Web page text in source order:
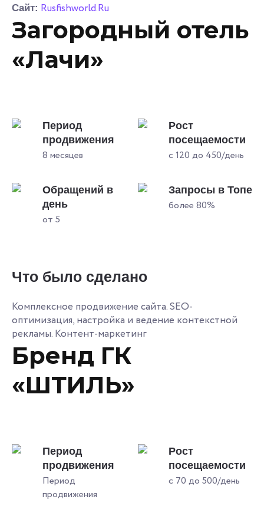
Сайт: Rusfishworld.Ru
Загородный отель
«Лачи»
Период
продвижения
8 месяцев
Рост
посещаемости
с 120 до 450/день
Обращений в
день
от 5
Запросы в Топе
более 80%
Что было сделано
Комплексное продвижение сайта. SEO-
оптимизация, настройка и ведение контекстной
рекламы. Контент-маркетинг
Бренд ГК
«ШТИЛЬ»
Период
продвижения
Период
продвижения
Рост
посещаемости
с 70 до 500/день